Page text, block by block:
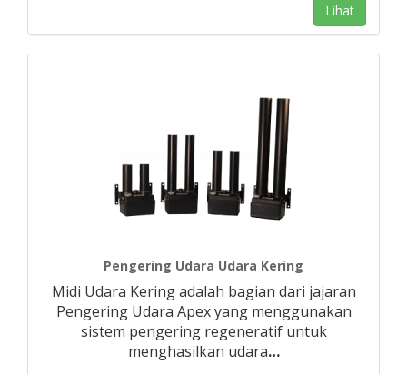
Lihat
Pengering Udara Udara Kering
Midi Udara Kering adalah bagian dari jajaran
Pengering Udara Apex yang menggunakan
sistem pengering regeneratif untuk
menghasilkan udara…